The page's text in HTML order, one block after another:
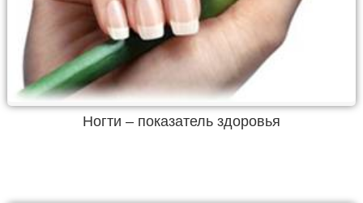
Ногти – показатель здоровья